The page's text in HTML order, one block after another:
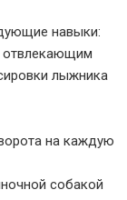
навыки:
отвлекающим
лыжника
на каждую
собакой